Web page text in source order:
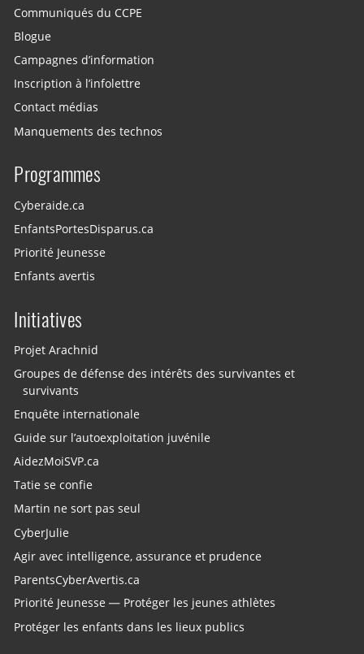
Communiqués du CCPE
Blogue
Campagnes d’information
Inscription à l’infolettre
Contact médias
Manquements des technos
Programmes
Cyberaide.ca
EnfantsPortesDisparus.ca
Priorité Jeunesse
Enfants avertis
Initiatives
Projet Arachnid
Groupes de défense des intérêts des survivantes et
survivants
Enquête internationale
Guide sur l’autoexploitation juvénile
AidezMoiSVP.ca
Tatie se confie
Martin ne sort pas seul
CyberJulie
Agir avec intelligence, assurance et prudence
ParentsCyberAvertis.ca
Priorité Jeunesse — Protéger les jeunes athlètes
Protéger les enfants dans les lieux publics